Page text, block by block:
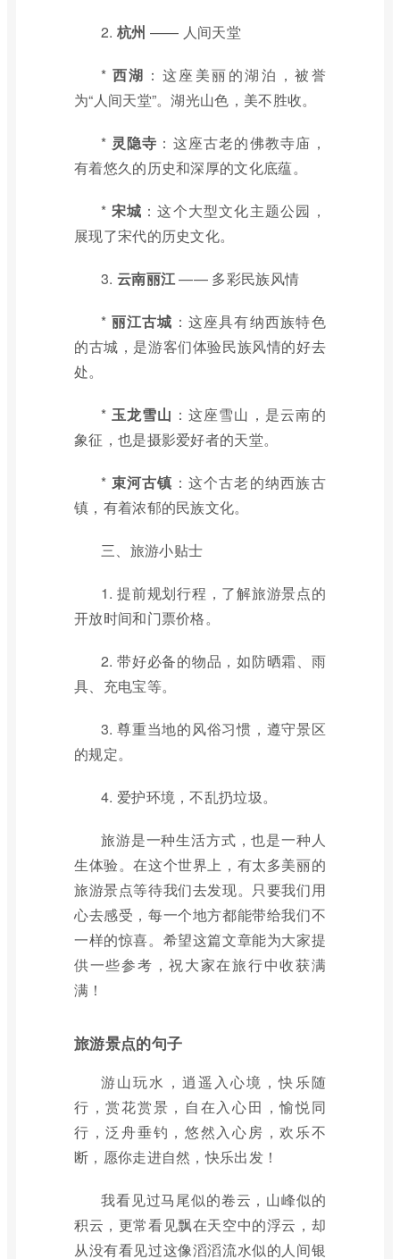
2. 杭州 —— 人间天堂
* 西湖 ：这座美丽的湖泊，被誉
为“人间天堂”。湖光山色，美不胜收。
* 灵隐寺 ：这座古老的佛教寺庙，
有着悠久的历史和深厚的文化底蕴。
* 宋城 ：这个大型文化主题公园，
展现了宋代的历史文化。
3. 云南丽江—— 多彩民族风情
* 丽江古城 ：这座具有纳西族特色
的古城，是游客们体验民族风情的好去
处。
* 玉龙雪山 ：这座雪山，是云南的
象征，也是摄影爱好者的天堂。
* 束河古镇 ：这个古老的纳西族古
镇，有着浓郁的民族文化。
三、旅游小贴士
1. 提前规划行程，了解旅游景点的
开放时间和门票价格。
2. 带好必备的物品，如防晒霜、雨
具、充电宝等。
3. 尊重当地的风俗习惯，遵守景区
的规定。
4. 爱护环境，不乱扔垃圾。
旅游是一种生活方式，也是一种人
生体验。在这个世界上，有太多美丽的
旅游景点等待我们去发现。只要我们用
心去感受，每一个地方都能带给我们不
一样的惊喜。希望这篇文章能为大家提
供一些参考，祝大家在旅行中收获满
满！
旅游景点的句子
游山玩水，逍遥入心境，快乐随
行，赏花赏景，自在入心田，愉悦同
行，泛舟垂钓，悠然入心房，欢乐不
断，愿你走进自然，快乐出发！
我看见过马尾似的卷云，山峰似的
积云，更常看见飘在天空中的浮云，却
从没有看见过这像滔滔流水似的人间银